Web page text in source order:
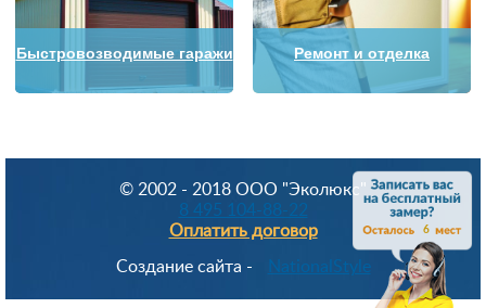
6
Быстровозводимые гаражи Ремонт и отделка
© 2002 - 2018 OOO "Эколюкс"
8 495 104-88-22
Оплатить договор
Создание сайта - NationalStyle